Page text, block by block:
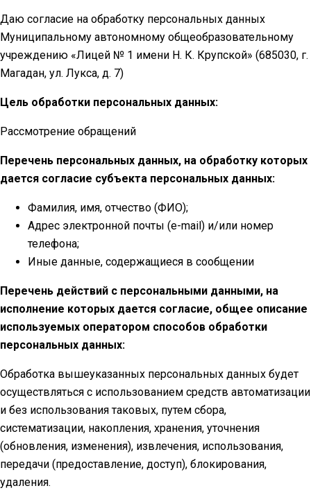
Даю согласие на обработку персональных данных
Муниципальному автономному общеобразовательному
учреждению «Лицей № 1 имени Н. К. Крупской» (685030, г.
Магадан, ул. Лукса, д. 7)
Цель обработки персональных данных:
Рассмотрение обращений
Перечень персональных данных, на обработку которых
дается согласие субъекта персональных данных:
Фамилия, имя, отчество (ФИО);
Адрес электронной почты (e-mail) и/или номер
телефона;
Иные данные, содержащиеся в сообщении
Перечень действий с персональными данными, на
исполнение которых дается согласие, общее описание
используемых оператором способов обработки
персональных данных:
Обработка вышеуказанных персональных данных будет
осуществляться с использованием средств автоматизации
и без использования таковых, путем сбора,
систематизации, накопления, хранения, уточнения
(обновления, изменения), извлечения, использования,
передачи (предоставление, доступ), блокирования,
удаления.